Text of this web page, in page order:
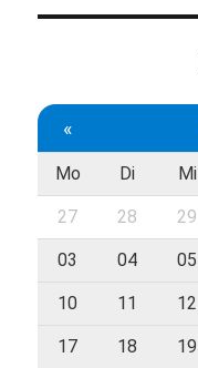
«
Mo Di Mi
27 28 29
03 04 05
10 11 12
17 18 19